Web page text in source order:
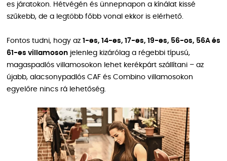
es járatokon. Hétvégén és ünnepnapon a kínálat kissé
szűkebb, de a legtöbb főbb vonal ekkor is elérhető.
Fontos tudni, hogy az 1-es, 14-es, 17-es, 19-es, 56-os, 56A és
61-es villamoson jelenleg kizárólag a régebbi típusú,
magaspadlós villamosokon lehet kerékpárt szállítani – az
újabb, alacsonypadlós CAF és Combino villamosokon
egyelőre nincs rá lehetőség.